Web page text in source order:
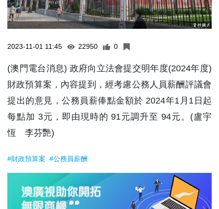
2023-11-01 11:45 22950 0
(澳門電台消息) 政府向立法會提交明年度(2024年度)
財政預算案，內容提到，經考慮公務人員薪酬評議會
提出的意見，公務員薪俸點金額於 2024年1月1日起
每點加 3元，即由現時的 91元調升至 94元。(盧宇
恆 李芬艷)
#財政預算案 #公務員薪酬